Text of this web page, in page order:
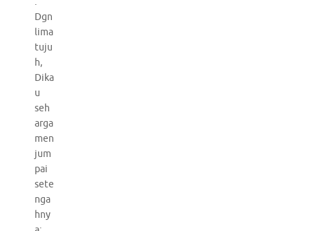
Dgn
lima
tuju
h,
Dika
u
seh
arga
men
jum
pai
sete
nga
hny